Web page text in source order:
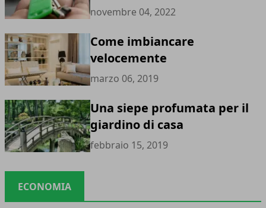
novembre 04, 2022
Come imbiancare
velocemente
marzo 06, 2019
Una siepe profumata per il
giardino di casa
febbraio 15, 2019
ECONOMIA